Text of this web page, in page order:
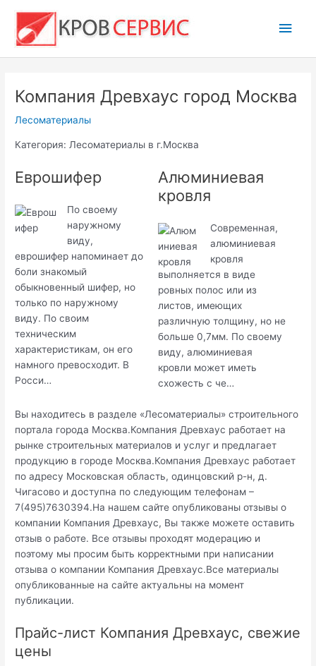
содержимому
Компания Древхаус город Москва
Лесоматериалы
Категория: Лесоматериалы в г.Москва
Еврошифер
По своему
наружному
виду,
еврошифер напоминает до
боли знакомый
обыкновенный шифер, но
только по наружному
виду. По своим
техническим
характеристикам, он его
намного превосходит. В
Росси…
Алюминиевая
кровля
Современная,
алюминиевая
кровля
выполняется в виде
ровных полос или из
листов, имеющих
различную толщину, но не
больше 0,7мм. По своему
виду, алюминиевая
кровли может иметь
схожесть с че…
Вы находитесь в разделе «Лесоматериалы» строительного
портала города Москва.Компания Древхаус работает на
рынке строительных материалов и услуг и предлагает
продукцию в городе Москва.Компания Древхаус работает
по адресу Московская область, одинцовский р-н, д.
Чигасово и доступна по следующим телефонам –
7(495)7630394.На нашем сайте опубликованы отзывы о
компании Компания Древхаус, Вы также можете оставить
отзыв о работе. Все отзывы проходят модерацию и
поэтому мы просим быть корректными при написании
отзыва о компании Компания Древхаус.Все материалы
опубликованные на сайте актуальны на момент
публикации.
Прайс-лист Компания Древхаус, свежие
цены